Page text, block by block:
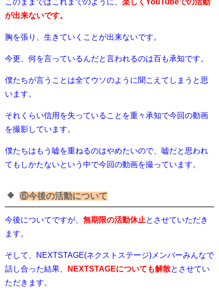
が出来ないです。
胸を張り、生きていくことが出来ないです。
今更、何を言っているんだと言われるのは百も承知です。
僕たちが言うことは全てウソのように聞こえてしまうと思
います。
それくらい信用を失っていることを重々承知で今回の動画
を撮影しています。
僕たちはもう嘘を重ねるのはやめたいので、嘘だと思われ
てもしかたないという中で今回の動画を撮っています。
⑥今後の活動について
今後についてですが、 無期限の活動休止 とさせていただき
ます。
そして、NEXTSTAGE(ネクストステージ)メンバーみんなで
話し合った結果、
NEXTSTAGEについても解散とさせてい
ただきます。